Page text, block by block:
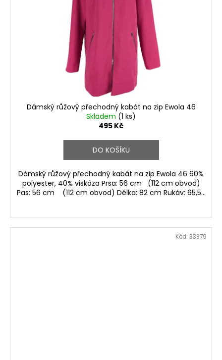
Dámský růžový přechodný kabát na zip Ewola 46
Skladem (1 ks)
495 Kč
DO KOŠÍKU
Dámský růžový přechodný kabát na zip Ewola 46 60%
polyester, 40% viskóza Prsa: 56 cm (112 cm obvod)
Pas: 56 cm (112 cm obvod) Délka: 82 cm Rukáv: 65,5...
Kód: 33379